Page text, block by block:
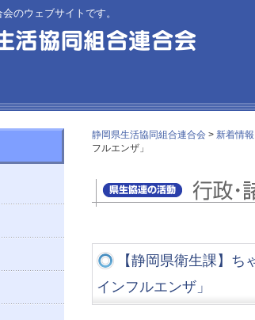
のウェブサイトです。
静岡県生活協同組合連合会 > 新着情報
フルエンザ」
【静岡県衛生課】
インフルエンザ」